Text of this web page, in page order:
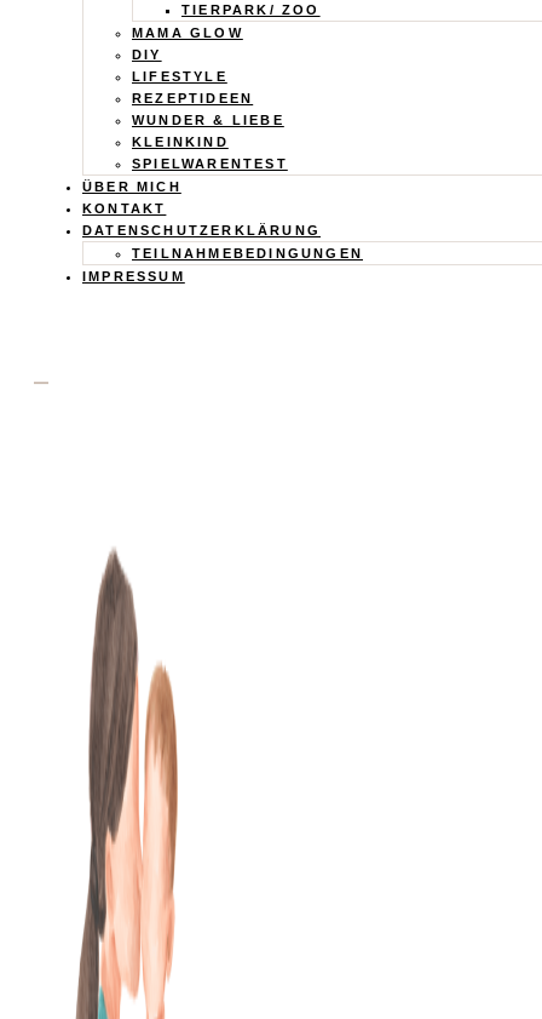
TIERPARK/ ZOO
MAMA GLOW
DIY
LIFESTYLE
REZEPTIDEEN
WUNDER & LIEBE
KLEINKIND
SPIELWARENTEST
ÜBER MICH
KONTAKT
DATENSCHUTZERKLÄRUNG
TEILNAHMEBEDINGUNGEN
IMPRESSUM